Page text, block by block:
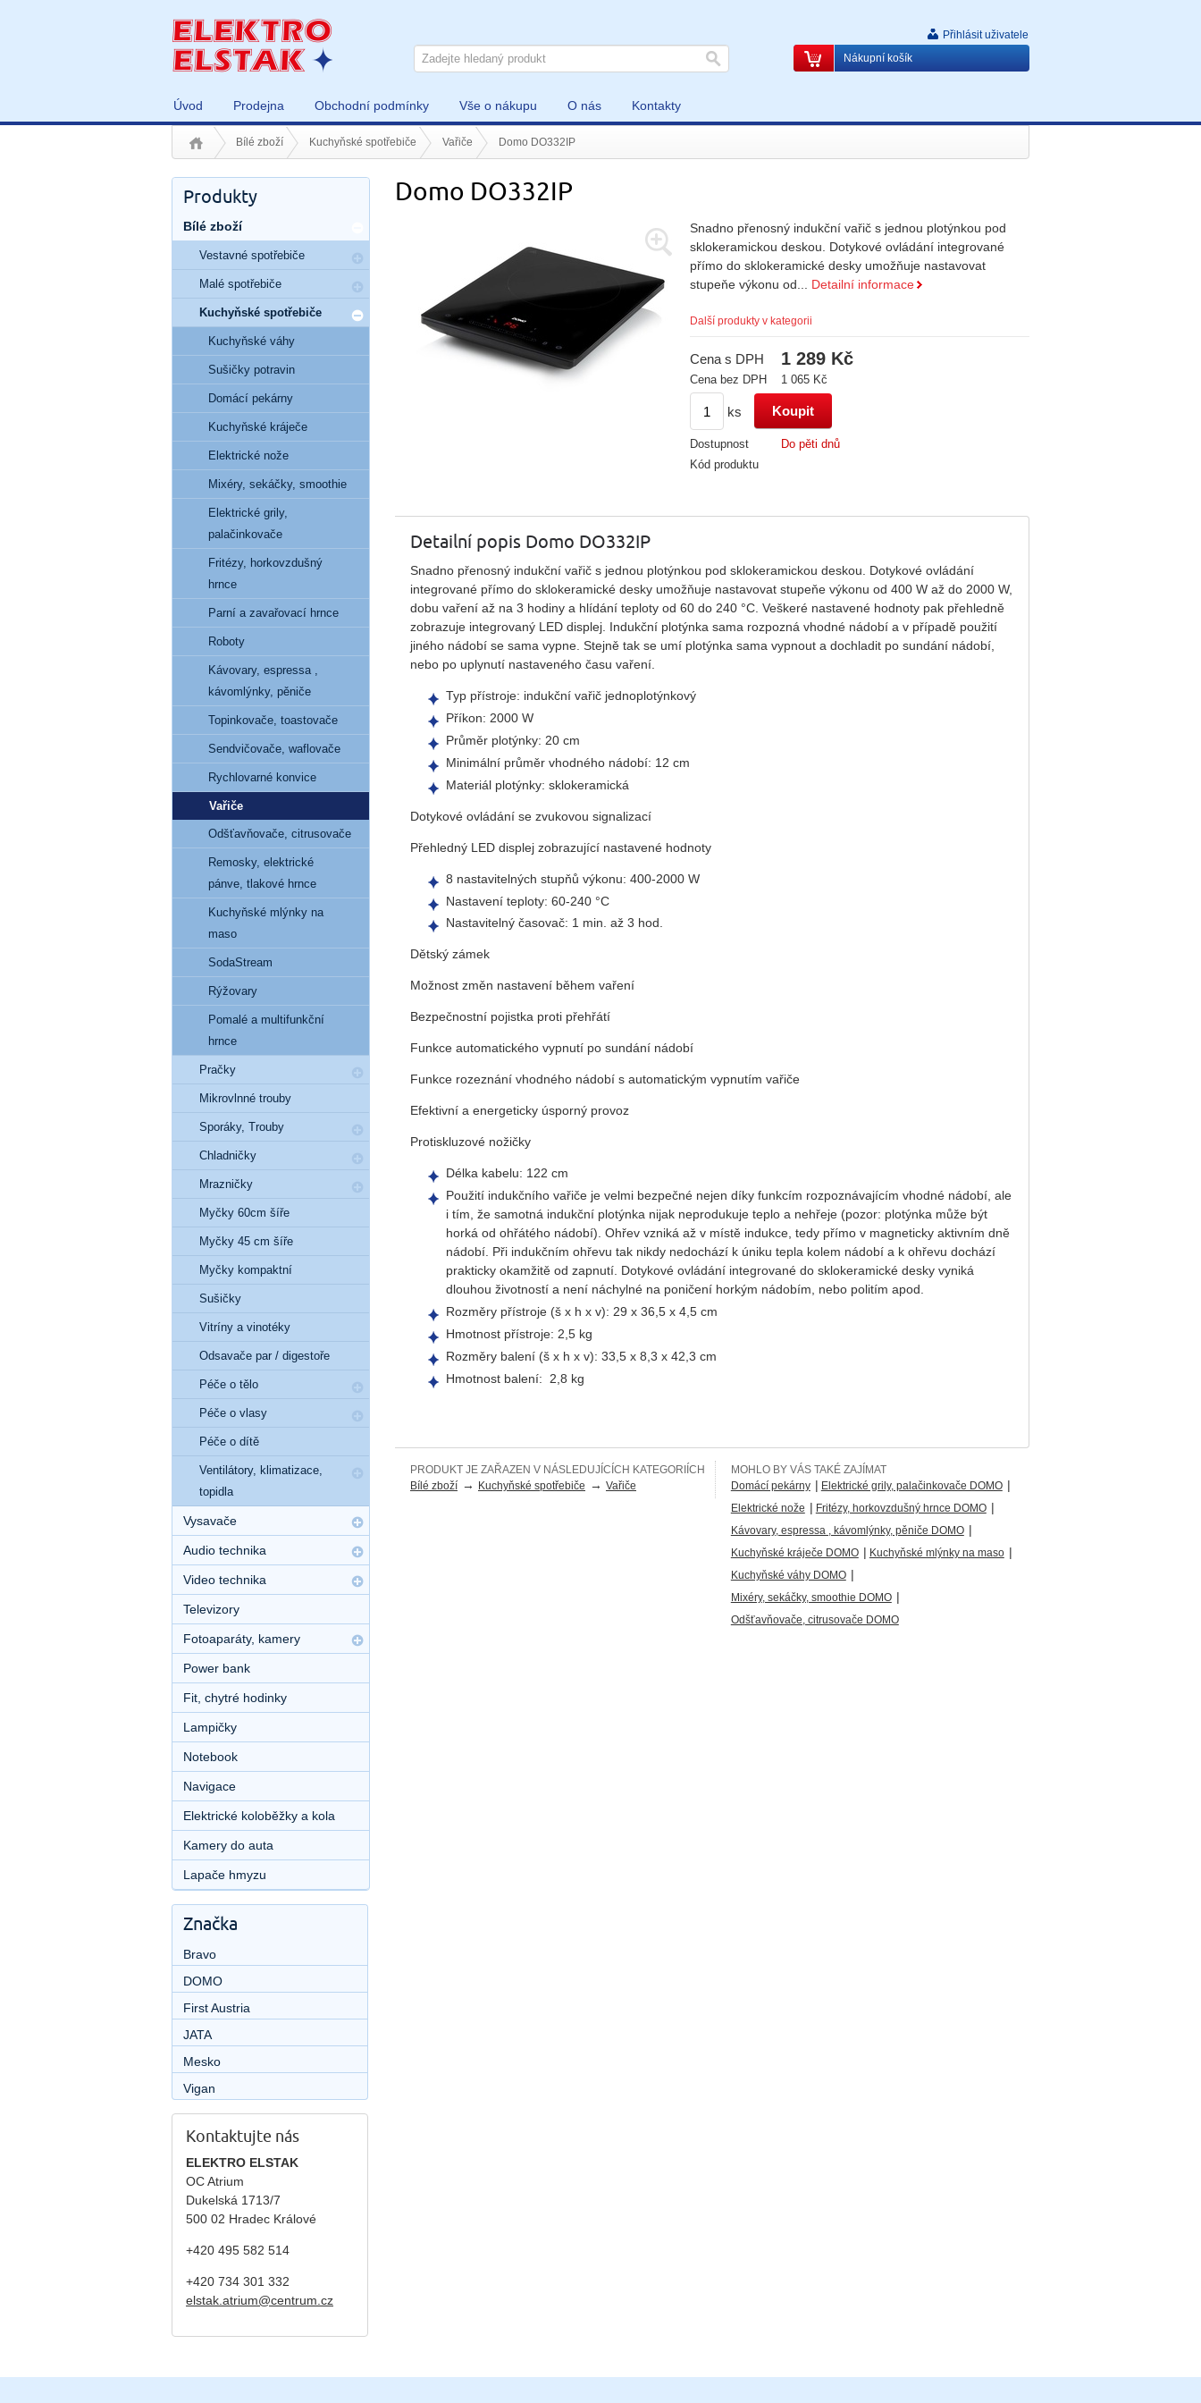
Úvod Prodejna Obchodní podmínky Vše o nákupu O nás Kontakty
Přihlásit uživatele
Nákupní košík
Bílé zboží Kuchyňské spotřebiče Vařiče Domo DO332IP
Domo DO332IP
Snadno přenosný indukční vařič s jednou plotýnkou pod
sklokeramickou deskou. Dotykové ovládání integrované
přímo do sklokeramické desky umožňuje nastavovat
stupeňe výkonu od... Detailní informace
Další produkty v kategorii
Cena s DPH 1 289 Kč
Cena bez DPH 1 065 Kč
ks
Dostupnost
Do pěti dnů
Kód produktu
Detailní popis Domo DO332IP
Snadno přenosný indukční vařič s jednou plotýnkou pod sklokeramickou deskou. Dotykové ovládání
integrované přímo do sklokeramické desky umožňuje nastavovat stupeňe výkonu od 400 W až do 2000 W,
dobu vaření až na 3 hodiny a hlídání teploty od 60 do 240 °C. Veškeré nastavené hodnoty pak přehledně
zobrazuje integrovaný LED displej. Indukční plotýnka sama rozpozná vhodné nádobí a v případě použití
jiného nádobí se sama vypne. Stejně tak se umí plotýnka sama vypnout a dochladit po sundání nádobí,
nebo po uplynutí nastaveného času vaření.
Typ přístroje: indukční vařič jednoplotýnkový
Příkon: 2000 W
Průměr plotýnky: 20 cm
Minimální průměr vhodného nádobí: 12 cm
Materiál plotýnky: sklokeramická
Dotykové ovládání se zvukovou signalizací
Přehledný LED displej zobrazující nastavené hodnoty
8 nastavitelných stupňů výkonu: 400-2000 W
Nastavení teploty: 60-240 °C
Nastavitelný časovač: 1 min. až 3 hod.
Dětský zámek
Možnost změn nastavení během vaření
Bezpečnostní pojistka proti přehřátí
Funkce automatického vypnutí po sundání nádobí
Funkce rozeznání vhodného nádobí s automatickým vypnutím vařiče
Efektivní a energeticky úsporný provoz
Protiskluzové nožičky
Délka kabelu: 122 cm
Použití indukčního vařiče je velmi bezpečné nejen díky funkcím rozpoznávajícím vhodné nádobí, ale
i tím, že samotná indukční plotýnka nijak neprodukuje teplo a nehřeje (pozor: plotýnka může být
horká od ohřátého nádobí). Ohřev vzniká až v místě indukce, tedy přímo v magneticky aktivním dně
nádobí. Při indukčním ohřevu tak nikdy nedochází k úniku tepla kolem nádobí a k ohřevu dochází
prakticky okamžitě od zapnutí. Dotykové ovládání integrované do sklokeramické desky vyniká
dlouhou životností a není náchylné na poničení horkým nádobím, nebo politím apod.
Rozměry přístroje (š x h x v): 29 x 36,5 x 4,5 cm
Hmotnost přístroje: 2,5 kg
Rozměry balení (š x h x v): 33,5 x 8,3 x 42,3 cm
Hmotnost balení: 2,8 kg
PRODUKT JE ZAŘAZEN V NÁSLEDUJÍCÍCH KATEGORIÍCH
Bílé zboží → Kuchyňské spotřebiče → Vařiče
MOHLO BY VÁS TAKÉ ZAJÍMAT
Domácí pekárny | Elektrické grily, palačinkovače DOMO |
Elektrické nože | Fritézy, horkovzdušný hrnce DOMO |
Kávovary, espressa , kávomlýnky, pěniče DOMO |
Kuchyňské kráječe DOMO | Kuchyňské mlýnky na maso |
Kuchyňské váhy DOMO |
Mixéry, sekáčky, smoothie DOMO |
Odšťavňovače, citrusovače DOMO
Produkty
Bílé zboží
Vestavné spotřebiče
Malé spotřebiče
Kuchyňské spotřebiče
Kuchyňské váhy
Sušičky potravin
Domácí pekárny
Kuchyňské kráječe
Elektrické nože
Mixéry, sekáčky, smoothie
Elektrické grily,
palačinkovače
Fritézy, horkovzdušný
hrnce
Parní a zavařovací hrnce
Roboty
Kávovary, espressa ,
kávomlýnky, pěniče
Topinkovače, toastovače
Sendvičovače, waflovače
Rychlovarné konvice
Vařiče
Odšťavňovače, citrusovače
Remosky, elektrické
pánve, tlakové hrnce
Kuchyňské mlýnky na
maso
SodaStream
Rýžovary
Pomalé a multifunkční
hrnce
Pračky
Mikrovlnné trouby
Sporáky, Trouby
Chladničky
Mrazničky
Myčky 60cm šíře
Myčky 45 cm šíře
Myčky kompaktní
Sušičky
Vitríny a vinotéky
Odsavače par / digestoře
Péče o tělo
Péče o vlasy
Péče o dítě
Ventilátory, klimatizace,
topidla
Vysavače
Audio technika
Video technika
Televizory
Fotoaparáty, kamery
Power bank
Fit, chytré hodinky
Lampičky
Notebook
Navigace
Elektrické koloběžky a kola
Kamery do auta
Lapače hmyzu
Značka
Bravo
DOMO
First Austria
JATA
Mesko
Vigan
Kontaktujte nás
ELEKTRO ELSTAK
OC Atrium
Dukelská 1713/7
500 02 Hradec Králové
+420 495 582 514
+420 734 301 332
elstak.atrium@centrum.cz